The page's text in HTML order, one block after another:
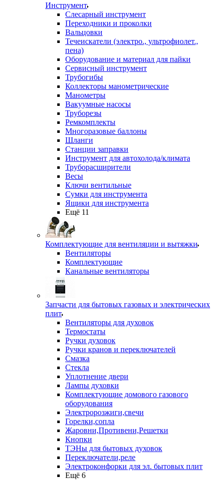
Инструмент
Слесарный инструмент
Переходники и проколки
Вальцовки
Течеискатели (электро., ультрофиолет.,
пена)
Оборудование и материал для пайки
Сервисный инструмент
Трубогибы
Коллекторы манометрические
Манометры
Вакуумные насосы
Труборезы
Ремкомплекты
Многоразовые баллоны
Шланги
Станции заправки
Инструмент для автохолода/климата
Труборасширители
Весы
Ключи вентильные
Сумки для инструмента
Ящики для инструмента
Ещё 11
Комплектующие для вентиляции и вытяжки
Вентиляторы
Комплектующие
Канальные вентиляторы
Запчасти для бытовых газовых и электрических
плит
Вентиляторы для духовок
Термостаты
Ручки духовок
Ручки кранов и переключателей
Смазка
Стекла
Уплотнение двери
Лампы духовки
Комплектующие домового газового
оборудования
Электророзжиги,свечи
Горелки,сопла
Жаровни,Противени,Решетки
Кнопки
ТЭНы для бытовых духовок
Переключатели,реле
Электроконфорки для эл. бытовых плит
Ещё 6